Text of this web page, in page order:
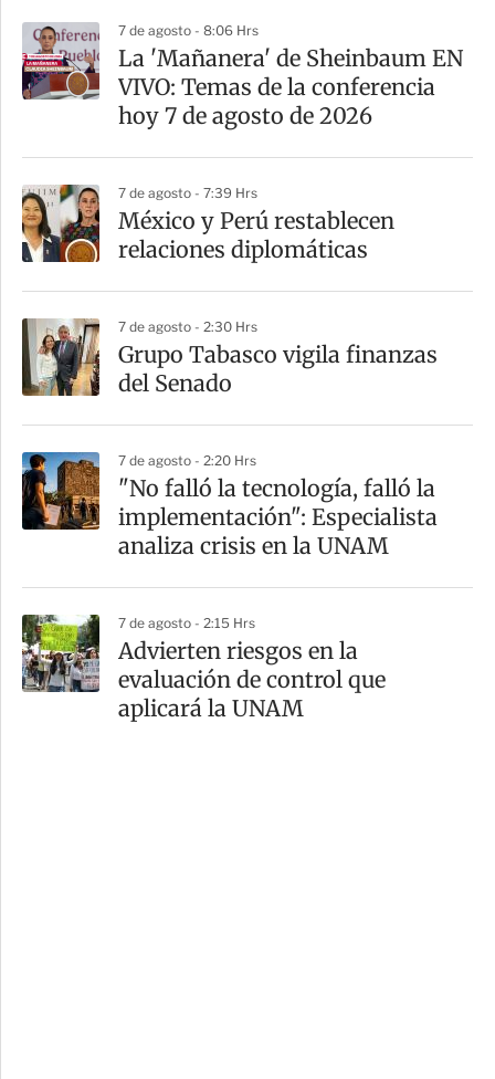
a
r
t
7 de agosto - 8:06 Hrs
La 'Mañanera' de Sheinbaum EN
VIVO: Temas de la conferencia
hoy 7 de agosto de 2026
7 de agosto - 7:39 Hrs
México y Perú restablecen
relaciones diplomáticas
7 de agosto - 2:30 Hrs
Grupo Tabasco vigila finanzas
del Senado
7 de agosto - 2:20 Hrs
"No falló la tecnología, falló la
implementación": Especialista
analiza crisis en la UNAM
7 de agosto - 2:15 Hrs
Advierten riesgos en la
evaluación de control que
aplicará la UNAM